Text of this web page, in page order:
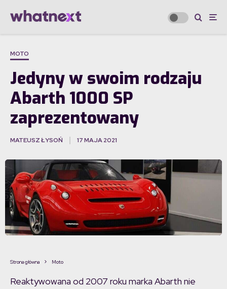
MOTO
Jedyny w swoim rodzaju
Abarth 1000 SP
zaprezentowany
MATEUSZ ŁYSOŃ 17 MAJA 2021
Strona główna Moto
Reaktywowana od 2007 roku marka Abarth nie